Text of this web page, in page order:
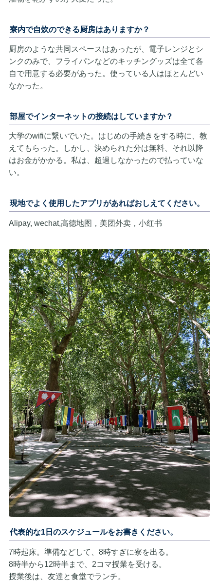
寮内で自炊のできる厨房はありますか？
厨房のような共同スペースはあったが、電子レンジとシ
ンクのみで、フライパンなどのキッチングッズは全て各
自で用意する必要があった。使っている人はほとんどい
なかった。
部屋でインターネットの接続はしていますか？
大学のwifiに繋いでいた。はじめの手続きをする時に、教
えてもらった。しかし、決められた分は無料、それ以降
はお金がかかる。私は、超過しなかったので払っていな
い。
現地でよく使用したアプリがあればおしえてください。
Alipay, wechat,高德地图，美团外卖，小红书
代表的な1日のスケジュールをお書きください。
7時起床。準備などして、8時すぎに寮を出る。
8時半から12時半まで、2コマ授業を受ける。
授業後は、友達と食堂でランチ。